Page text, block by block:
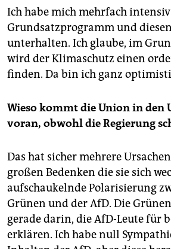
Ich habe mich mehrfach
Grundsatzprogramm und
unterhalten. Ich glaube, im
wird der Klimaschutz einen
finden. Da bin ich ganz
Wieso kommt die Union in den
voran, obwohl die Regierung
Das hat sicher mehrere
großen Bedenken die sie sich
aufschaukelnde Polarisierung
Grünen und der AfD. Die
gerade darin, die AfD-Leute für
erklären. Ich habe null